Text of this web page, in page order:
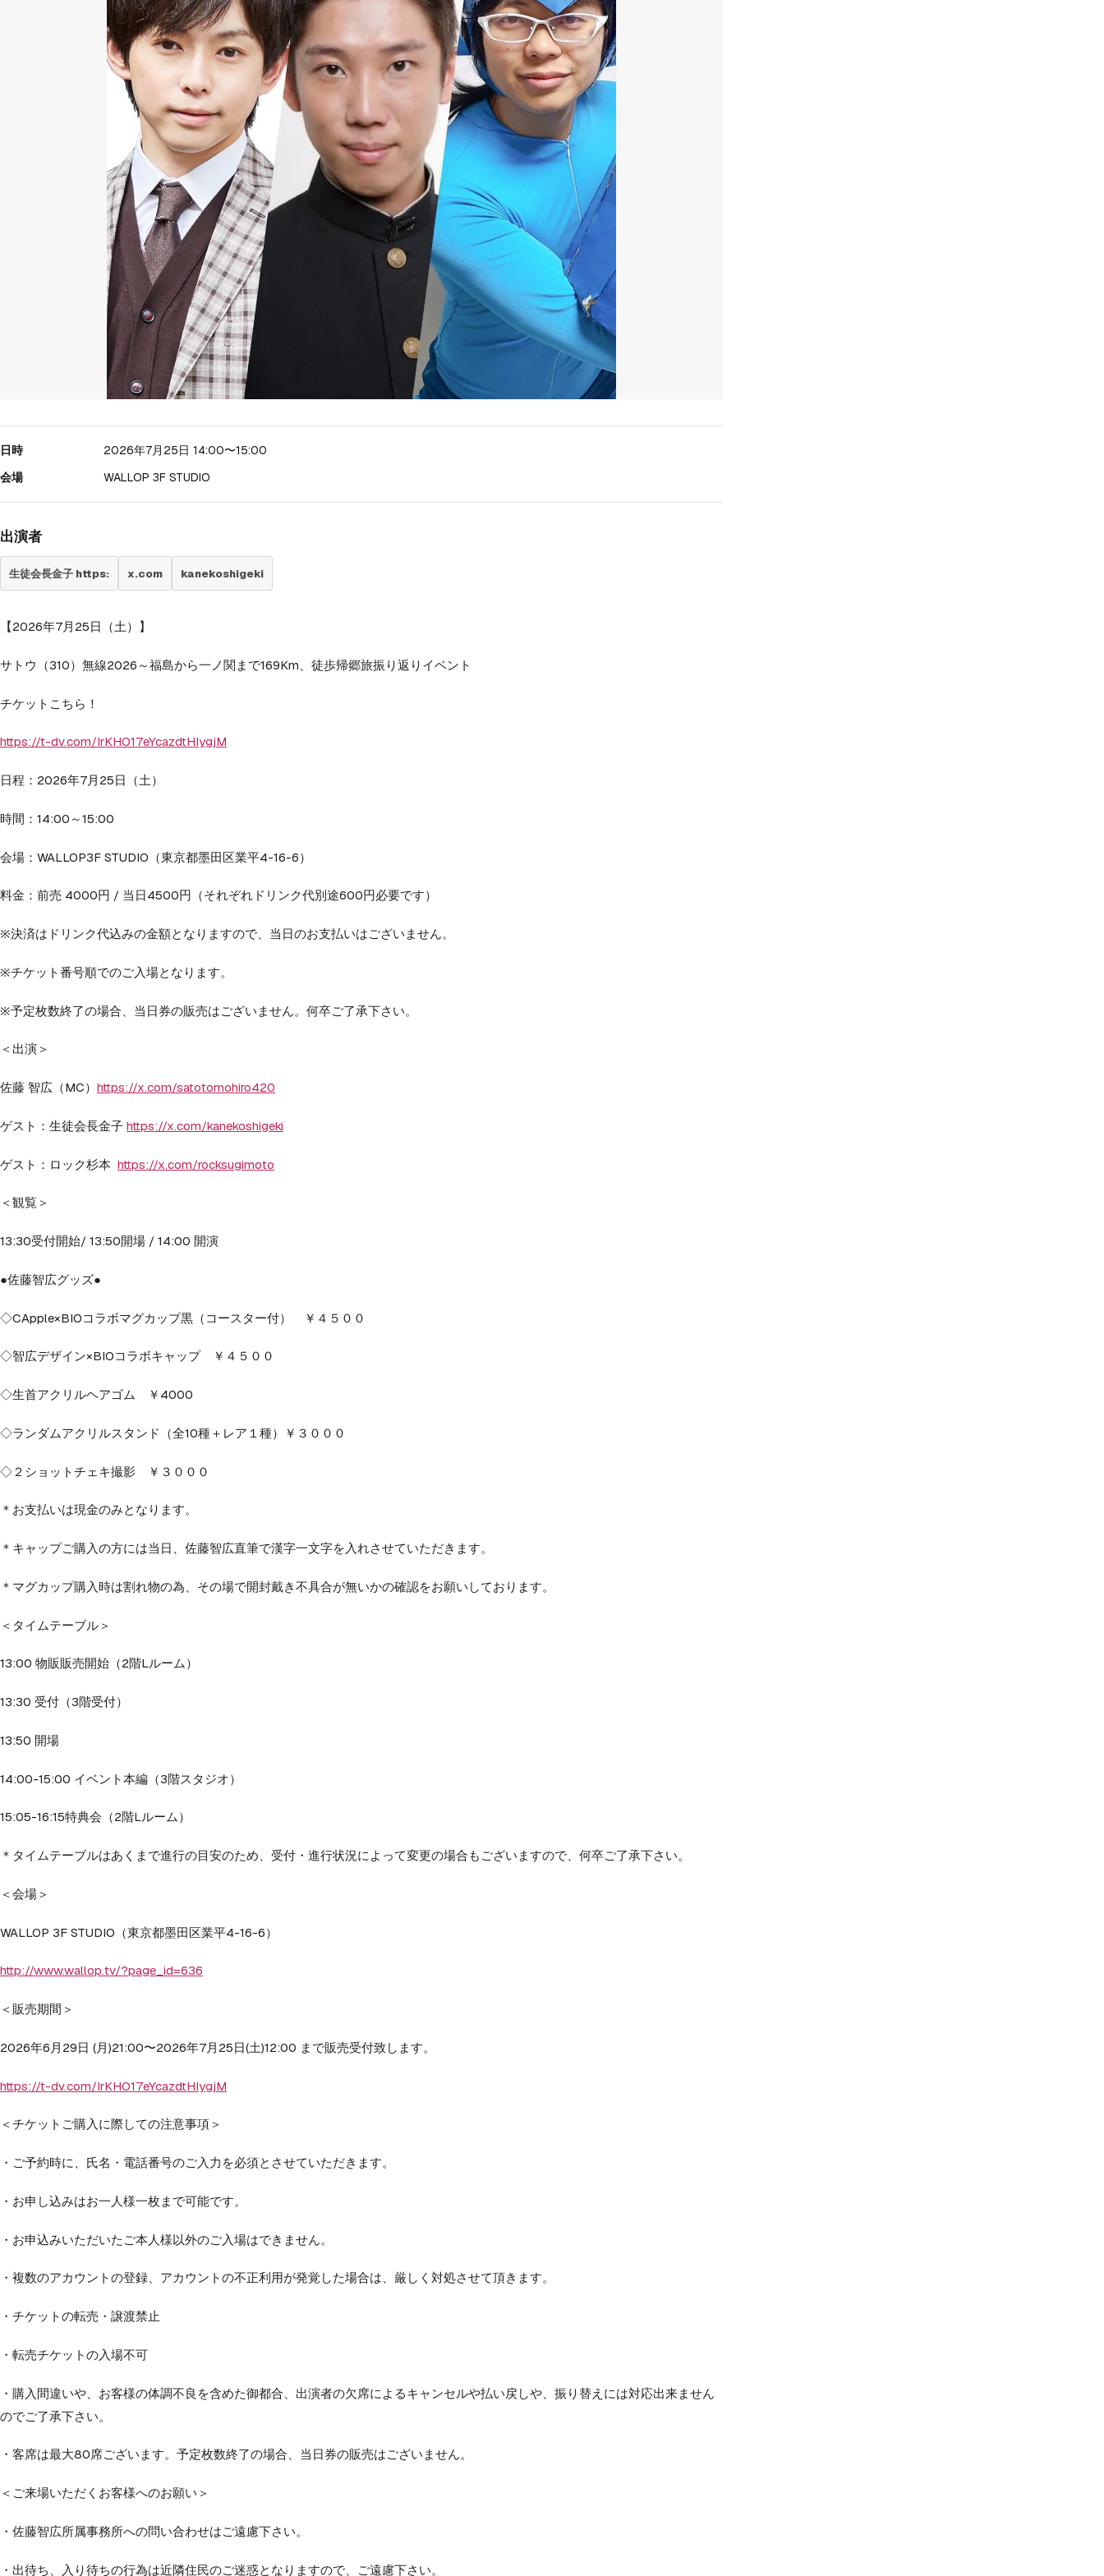
日時 2026年7月25日 14:00〜15:00
会場
WALLOP 3F STUDIO
出演者
生徒会長金子 https: x.com kanekoshigeki
【2026年7月25日（土）】
サトウ（310）無線2026～福島から一ノ関まで169Km、徒歩帰郷旅振り返りイベント
チケットこちら！
https://t-dv.com/IrKHO17eYcazdtHIygjM
日程：2026年7月25日（土）
時間：14:00～15:00
会場：WALLOP3F STUDIO（東京都墨田区業平4-16-6）
料金：前売 4000円 / 当日4500円（それぞれドリンク代別途600円必要です）
※決済はドリンク代込みの金額となりますので、当日のお支払いはございません。
※チケット番号順でのご入場となります。
※予定枚数終了の場合、当日券の販売はございません。何卒ご了承下さい。
＜出演＞
佐藤 智広（MC） https://x.com/satotomohiro420
ゲスト：生徒会長金子 https://x.com/kanekoshigeki
ゲスト：ロック杉本 https://x.com/rocksugimoto
＜観覧＞
13:30受付開始/ 13:50開場 / 14:00 開演
●佐藤智広グッズ●
◇CApple×BIOコラボマグカップ黒（コースター付） ￥４５００
◇智広デザイン×BIOコラボキャップ ￥４５００
◇生首アクリルヘアゴム ￥4000
◇ランダムアクリルスタンド（全10種＋レア１種）￥３０００
◇２ショットチェキ撮影 ￥３０００
＊お支払いは現金のみとなります。
＊キャップご購入の方には当日、佐藤智広直筆で漢字一文字を入れさせていただきます。
＊マグカップ購入時は割れ物の為、その場で開封戴き不具合が無いかの確認をお願いしております。
＜タイムテーブル＞
13:00 物販販売開始（2階Lルーム）
13:30 受付（3階受付）
13:50 開場
14:00-15:00 イベント本編（3階スタジオ）
15:05-16:15特典会（2階Lルーム）
＊タイムテーブルはあくまで進行の目安のため、受付・進行状況によって変更の場合もございますので、何卒ご了承下さい。
＜会場＞
WALLOP 3F STUDIO（東京都墨田区業平4-16-6）
http://www.wallop.tv/?page_id=636
＜販売期間＞
2026年6月29日 (月)21:00〜2026年7月25日(土)12:00 まで販売受付致します。
https://t-dv.com/IrKHO17eYcazdtHIygjM
＜チケットご購入に際しての注意事項＞
・ご予約時に、氏名・電話番号のご入力を必須とさせていただきます。
・お申し込みはお一人様一枚まで可能です。
・お申込みいただいたご本人様以外のご入場はできません。
・複数のアカウントの登録、アカウントの不正利用が発覚した場合は、厳しく対処させて頂きます。
・チケットの転売・譲渡禁止
・転売チケットの入場不可
・購入間違いや、お客様の体調不良を含めた御都合、出演者の欠席によるキャンセルや払い戻しや、振り替えには対応出来ません
のでご了承下さい。
・客席は最大80席ございます。予定枚数終了の場合、当日券の販売はございません。
＜ご来場いただくお客様へのお願い＞
・佐藤智広所属事務所への問い合わせはご遠慮下さい。
・出待ち、⼊り待ちの⾏為は近隣住⺠のご迷惑となりますので、ご遠慮下さい。